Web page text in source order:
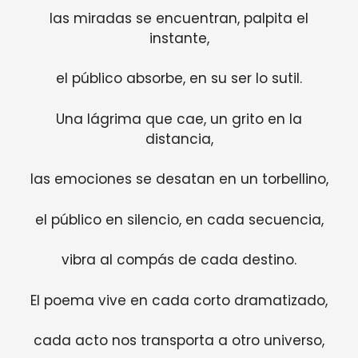
las miradas se encuentran, palpita el
instante,
el público absorbe, en su ser lo sutil.
Una lágrima que cae, un grito en la
distancia,
las emociones se desatan en un torbellino,
el público en silencio, en cada secuencia,
vibra al compás de cada destino.
El poema vive en cada corto dramatizado,
cada acto nos transporta a otro universo,